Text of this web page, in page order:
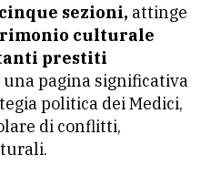
cinque sezioni, attinge
culturale
prestiti
una pagina significativa
politica dei Medici,
di conflitti,